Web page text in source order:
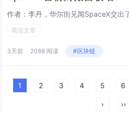
前沿文章
3天前 2088 阅读 #区块链
1 2 3 4 5 6
› ››